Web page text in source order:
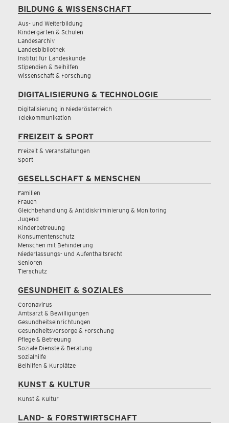
BILDUNG & WISSENSCHAFT
Aus- und Weiterbildung
Kindergärten & Schulen
Landesarchiv
Landesbibliothek
Institut für Landeskunde
Stipendien & Beihilfen
Wissenschaft & Forschung
DIGITALISIERUNG & TECHNOLOGIE
Digitalisierung in Niederösterreich
Telekommunikation
FREIZEIT & SPORT
Freizeit & Veranstaltungen
Sport
GESELLSCHAFT & MENSCHEN
Familien
Frauen
Gleichbehandlung & Antidiskriminierung & Monitoring
Jugend
Kinderbetreuung
Konsumentenschutz
Menschen mit Behinderung
Niederlassungs- und Aufenthaltsrecht
Senioren
Tierschutz
GESUNDHEIT & SOZIALES
Coronavirus
Amtsarzt & Bewilligungen
Gesundheitseinrichtungen
Gesundheitsvorsorge & Forschung
Pflege & Betreuung
Soziale Dienste & Beratung
Sozialhilfe
Beihilfen & Kurplätze
KUNST & KULTUR
Kunst & Kultur
LAND- & FORSTWIRTSCHAFT